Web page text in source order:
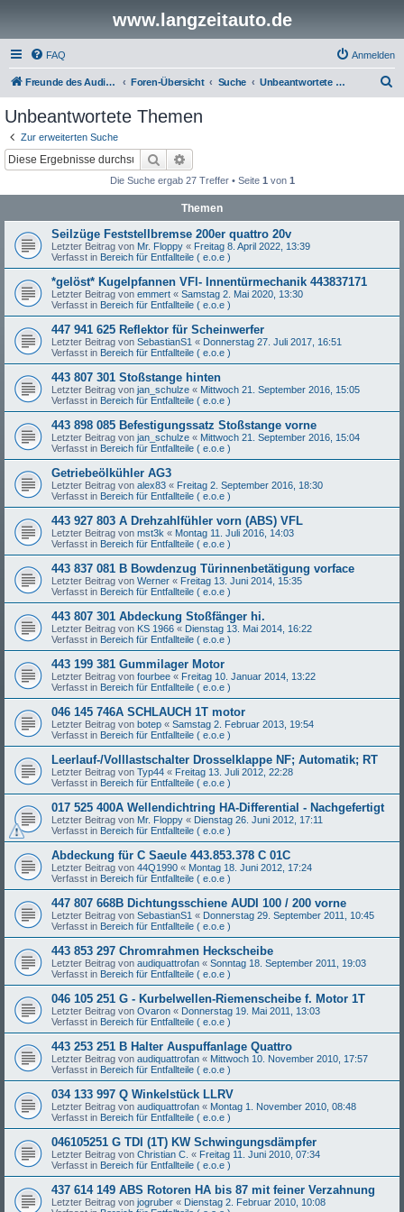
www.langzeitauto.de
FAQ Anmelden
Freunde des Audi Typ 44 e.V. Foren-Übersicht Suche Unbeantwortete Themen
Unbeantwortete Themen
Zur erweiterten Suche
Suche
Die Suche ergab 27 Treffer • Seite 1 von 1
Themen
Seilzüge Feststellbremse 200er quattro 20v
Letzter Beitrag von Mr. Floppy « Freitag 8. April 2022, 13:39
Verfasst in Bereich für Entfallteile ( e.o.e )
*gelöst* Kugelpfannen VFl- Innentürmechanik 443837171
Letzter Beitrag von emmert « Samstag 2. Mai 2020, 13:30
Verfasst in Bereich für Entfallteile ( e.o.e )
447 941 625 Reflektor für Scheinwerfer
Letzter Beitrag von SebastianS1 « Donnerstag 27. Juli 2017, 16:51
Verfasst in Bereich für Entfallteile ( e.o.e )
443 807 301 Stoßstange hinten
Letzter Beitrag von jan_schulze « Mittwoch 21. September 2016, 15:05
Verfasst in Bereich für Entfallteile ( e.o.e )
443 898 085 Befestigungssatz Stoßstange vorne
Letzter Beitrag von jan_schulze « Mittwoch 21. September 2016, 15:04
Verfasst in Bereich für Entfallteile ( e.o.e )
Getriebeölkühler AG3
Letzter Beitrag von alex83 « Freitag 2. September 2016, 18:30
Verfasst in Bereich für Entfallteile ( e.o.e )
443 927 803 A Drehzahlfühler vorn (ABS) VFL
Letzter Beitrag von mst3k « Montag 11. Juli 2016, 14:03
Verfasst in Bereich für Entfallteile ( e.o.e )
443 837 081 B Bowdenzug Türinnenbetätigung vorface
Letzter Beitrag von Werner « Freitag 13. Juni 2014, 15:35
Verfasst in Bereich für Entfallteile ( e.o.e )
443 807 301 Abdeckung Stoßfänger hi.
Letzter Beitrag von KS 1966 « Dienstag 13. Mai 2014, 16:22
Verfasst in Bereich für Entfallteile ( e.o.e )
443 199 381 Gummilager Motor
Letzter Beitrag von fourbee « Freitag 10. Januar 2014, 13:22
Verfasst in Bereich für Entfallteile ( e.o.e )
046 145 746A SCHLAUCH 1T motor
Letzter Beitrag von botep « Samstag 2. Februar 2013, 19:54
Verfasst in Bereich für Entfallteile ( e.o.e )
Leerlauf-/Volllastschalter Drosselklappe NF; Automatik; RT
Letzter Beitrag von Typ44 « Freitag 13. Juli 2012, 22:28
Verfasst in Bereich für Entfallteile ( e.o.e )
017 525 400A Wellendichtring HA-Differential - Nachgefertigt
Letzter Beitrag von Mr. Floppy « Dienstag 26. Juni 2012, 17:11
Verfasst in Bereich für Entfallteile ( e.o.e )
Abdeckung für C Saeule 443.853.378 C 01C
Letzter Beitrag von 44Q1990 « Montag 18. Juni 2012, 17:24
Verfasst in Bereich für Entfallteile ( e.o.e )
447 807 668B Dichtungsschiene AUDI 100 / 200 vorne
Letzter Beitrag von SebastianS1 « Donnerstag 29. September 2011, 10:45
Verfasst in Bereich für Entfallteile ( e.o.e )
443 853 297 Chromrahmen Heckscheibe
Letzter Beitrag von audiquattrofan « Sonntag 18. September 2011, 19:03
Verfasst in Bereich für Entfallteile ( e.o.e )
046 105 251 G - Kurbelwellen-Riemenscheibe f. Motor 1T
Letzter Beitrag von Ovaron « Donnerstag 19. Mai 2011, 13:03
Verfasst in Bereich für Entfallteile ( e.o.e )
443 253 251 B Halter Auspuffanlage Quattro
Letzter Beitrag von audiquattrofan « Mittwoch 10. November 2010, 17:57
Verfasst in Bereich für Entfallteile ( e.o.e )
034 133 997 Q Winkelstück LLRV
Letzter Beitrag von audiquattrofan « Montag 1. November 2010, 08:48
Verfasst in Bereich für Entfallteile ( e.o.e )
046105251 G TDI (1T) KW Schwingungsdämpfer
Letzter Beitrag von Christian C. « Freitag 11. Juni 2010, 07:34
Verfasst in Bereich für Entfallteile ( e.o.e )
437 614 149 ABS Rotoren HA bis 87 mit feiner Verzahnung
Letzter Beitrag von jogruber « Dienstag 2. Februar 2010, 10:08